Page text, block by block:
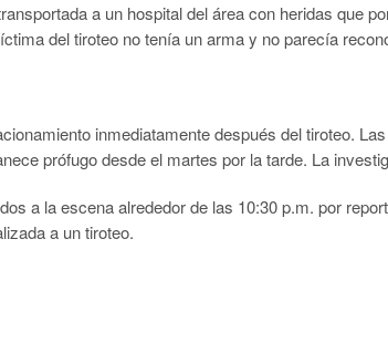
a un hospital del área con heridas que
del tiroteo no tenía un arma y no parecía
inmediatamente después del tiroteo.
prófugo desde el martes por la tarde. La
a la escena alrededor de las 10:30 p.m. por
a un tiroteo.